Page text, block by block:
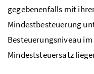
gegebenenfalls mit
Mindestbesteuerung
Besteuerungsniveau
Mindeststeuersatz